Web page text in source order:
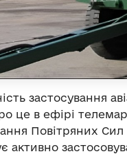
застосування
це в ефірі
Повітряних
активно